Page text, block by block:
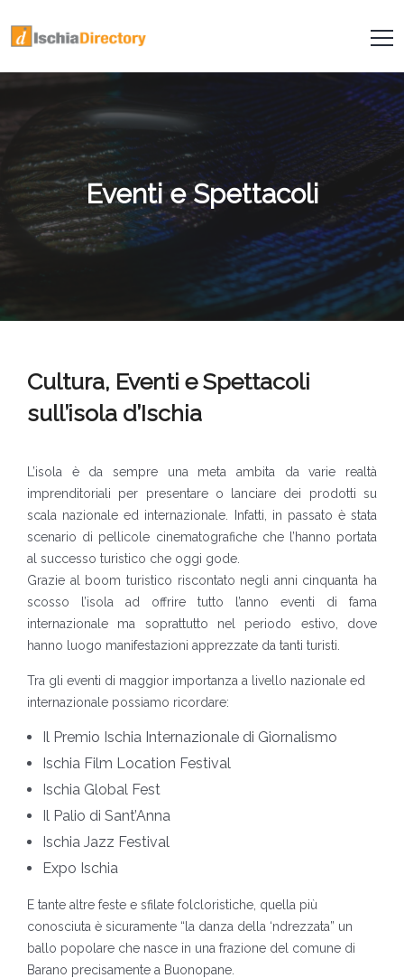
Eventi e Spettacoli
Cultura, Eventi e Spettacoli
sull’isola d’Ischia
L’isola è da sempre una meta ambita da varie realtà
imprenditoriali per presentare o lanciare dei prodotti su
scala nazionale ed internazionale. Infatti, in passato è stata
scenario di pellicole cinematografiche che l’hanno portata
al successo turistico che oggi gode.
Grazie al boom turistico riscontato negli anni cinquanta ha
scosso l’isola ad offrire tutto l’anno eventi di fama
internazionale ma soprattutto nel periodo estivo, dove
hanno luogo manifestazioni apprezzate da tanti turisti.
Tra gli eventi di maggior importanza a livello nazionale ed
internazionale possiamo ricordare:
Il Premio Ischia Internazionale di Giornalismo
Ischia Film Location Festival
Ischia Global Fest
Il Palio di Sant’Anna
Ischia Jazz Festival
Expo Ischia
E tante altre feste e sfilate folcloristiche, quella più
conosciuta è sicuramente “la danza della ‘ndrezzata” un
ballo popolare che nasce in una frazione del comune di
Barano precisamente a Buonopane.